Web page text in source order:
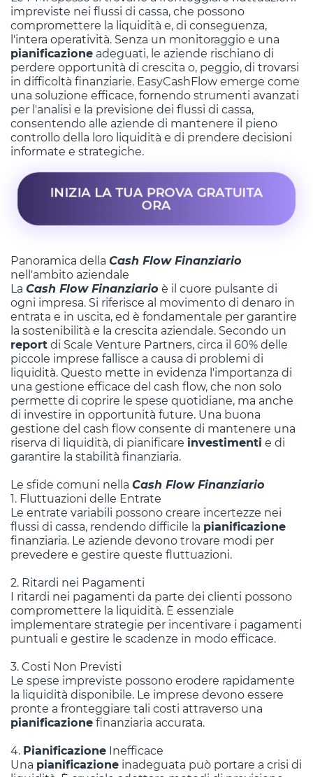
impreviste nei flussi di cassa, che possono
compromettere la liquidità e, di conseguenza,
l'intera operatività. Senza un monitoraggio e una
pianificazione adeguati, le aziende rischiano di
perdere opportunità di crescita o, peggio, di trovarsi
in difficoltà finanziarie. EasyCashFlow emerge come
una soluzione efficace, fornendo strumenti avanzati
per l'analisi e la previsione dei flussi di cassa,
consentendo alle aziende di mantenere il pieno
controllo della loro liquidità e di prendere decisioni
informate e strategiche.
INIZIA LA TUA PROVA GRATUITA
ORA
Panoramica della Cash Flow Finanziario
nell'ambito aziendale
La Cash Flow Finanziario è il cuore pulsante di
ogni impresa. Si riferisce al movimento di denaro in
entrata e in uscita, ed è fondamentale per garantire
la sostenibilità e la crescita aziendale. Secondo un
report di Scale Venture Partners, circa il 60% delle
piccole imprese fallisce a causa di problemi di
liquidità. Questo mette in evidenza l'importanza di
una gestione efficace del cash flow, che non solo
permette di coprire le spese quotidiane, ma anche
di investire in opportunità future. Una buona
gestione del cash flow consente di mantenere una
riserva di liquidità, di pianificare investimenti e di
garantire la stabilità finanziaria.
Le sfide comuni nella Cash Flow Finanziario
1. Fluttuazioni delle Entrate
Le entrate variabili possono creare incertezze nei
flussi di cassa, rendendo difficile la pianificazione
finanziaria. Le aziende devono trovare modi per
prevedere e gestire queste fluttuazioni.
2. Ritardi nei Pagamenti
I ritardi nei pagamenti da parte dei clienti possono
compromettere la liquidità. È essenziale
implementare strategie per incentivare i pagamenti
puntuali e gestire le scadenze in modo efficace.
3. Costi Non Previsti
Le spese impreviste possono erodere rapidamente
la liquidità disponibile. Le imprese devono essere
pronte a fronteggiare tali costi attraverso una
pianificazione finanziaria accurata.
4. Pianificazione Inefficace
Una pianificazione inadeguata può portare a crisi di